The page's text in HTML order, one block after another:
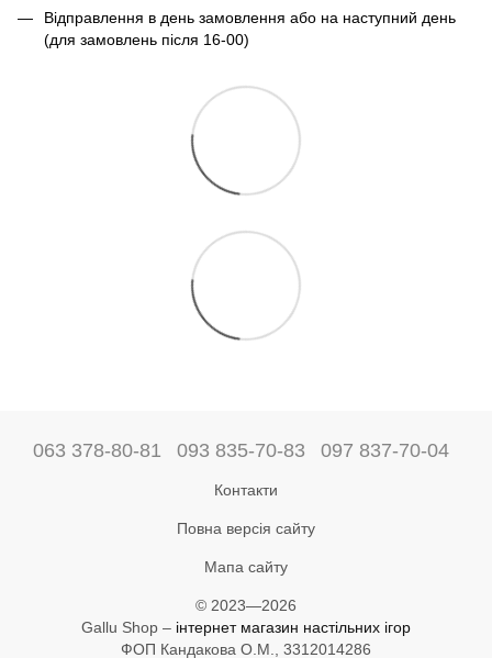
Відправлення в день замовлення або на наступний день
(для замовлень після 16-00)
063 378-80-81 093 835-70-83 097 837-70-04
Контакти
Повна версія сайту
Мапа сайту
© 2023—2026
Gallu Shop – інтернет магазин настільних ігор
ФОП Кандакова О.М., 3312014286